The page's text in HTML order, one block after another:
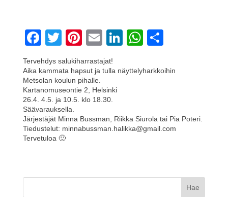
F
a
c
e
b
o
o
T
wi
tt
er
Pi
er
e
st
E
m
ail
Li
k
n
W
at
p
p
ar
Tervehdys salukiharrastajat!
Aika kammata hapsut ja tulla näyttelyharkkoihin
Metsolan koulun pihalle.
Kartanomuseontie 2, Helsinki
26.4. 4.5. ja 10.5. klo 18.30.
Säävarauksella.
Järjestäjät Minna Bussman, Riikka Siurola tai Pia Poteri.
Tiedustelut: minnabussman.halikka@gmail.com
Tervetuloa 🙂